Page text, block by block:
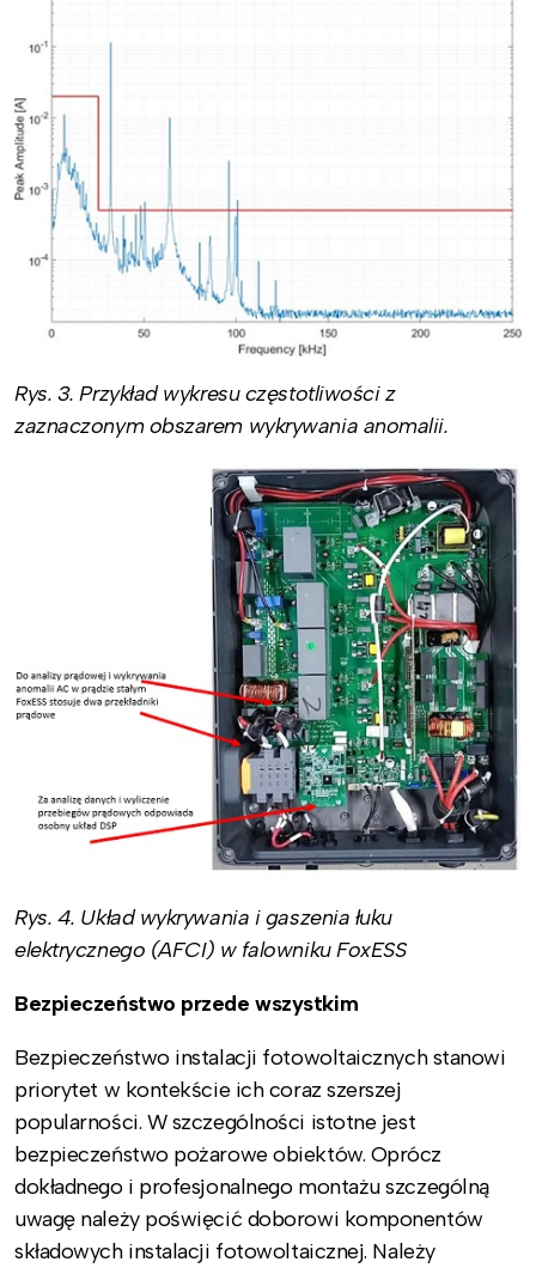
Rys. 3. Przykład wykresu częstotliwości z
zaznaczonym obszarem wykrywania anomalii.
Rys. 4. Układ wykrywania i gaszenia łuku
elektrycznego (AFCI) w falowniku FoxESS
Bezpieczeństwo przede wszystkim
Bezpieczeństwo instalacji fotowoltaicznych stanowi
priorytet w kontekście ich coraz szerszej
popularności. W szczególności istotne jest
bezpieczeństwo pożarowe obiektów. Oprócz
dokładnego i profesjonalnego montażu szczególną
uwagę należy poświęcić doborowi komponentów
składowych instalacji fotowoltaicznej. Należy